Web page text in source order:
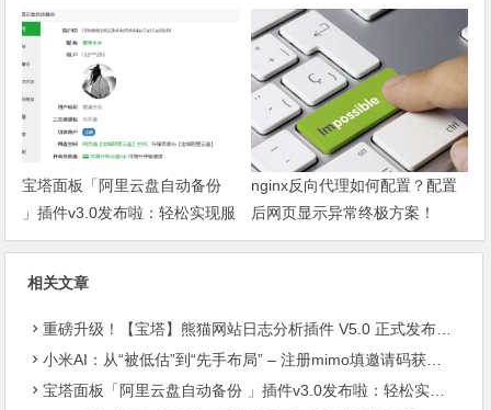
能体检+多维风控，运维效率全
面跃升
励, 赶紧的薅羊毛
宝塔面板「阿里云盘自动备份
」插件v3.0发布啦：轻松实现服
务器数据异地容灾
nginx反向代理如何配置？配置
后网页显示异常终极方案！
相关文章
重磅升级！【宝塔】熊猫网站日志分析插件 V5.0 正式发布：智能体检+多维风控，运维效率全面跃升
小米AI：从“被低估”到“先手布局” – 注册mimo填邀请码获取奖励, 赶紧的薅羊毛
宝塔面板「阿里云盘自动备份 」插件v3.0发布啦：轻松实现服务器数据异地容灾